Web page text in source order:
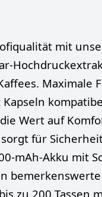
mit
Maximale
Wert auf
für
mAh-Akku mit
zu 200 Tassen